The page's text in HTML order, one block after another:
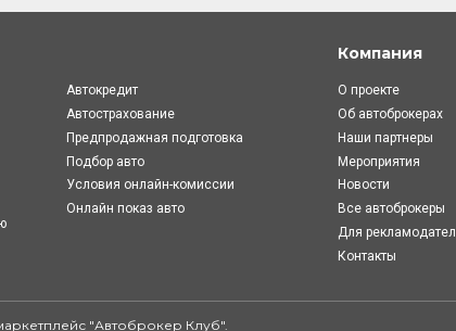
Автокредит
Автострахование
Предпродажная подготовка
Подбор авто
Условия онлайн-комиcсии
Онлайн показ авто
Компания
О проекте
Об автоброкерах
Наши партнеры
Мероприятия
Новости
Все автоброкеры
Для
Контакты
"Автоброкер Клуб".